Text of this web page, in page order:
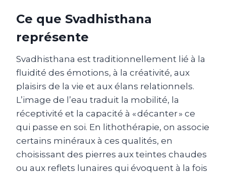
Ce que Svadhisthana
représente
Svadhisthana est traditionnellement lié à la
fluidité des émotions, à la créativité, aux
plaisirs de la vie et aux élans relationnels.
L’image de l’eau traduit la mobilité, la
réceptivité et la capacité à « décanter » ce
qui passe en soi. En lithothérapie, on associe
certains minéraux à ces qualités, en
choisissant des pierres aux teintes chaudes
ou aux reflets lunaires qui évoquent à la fois